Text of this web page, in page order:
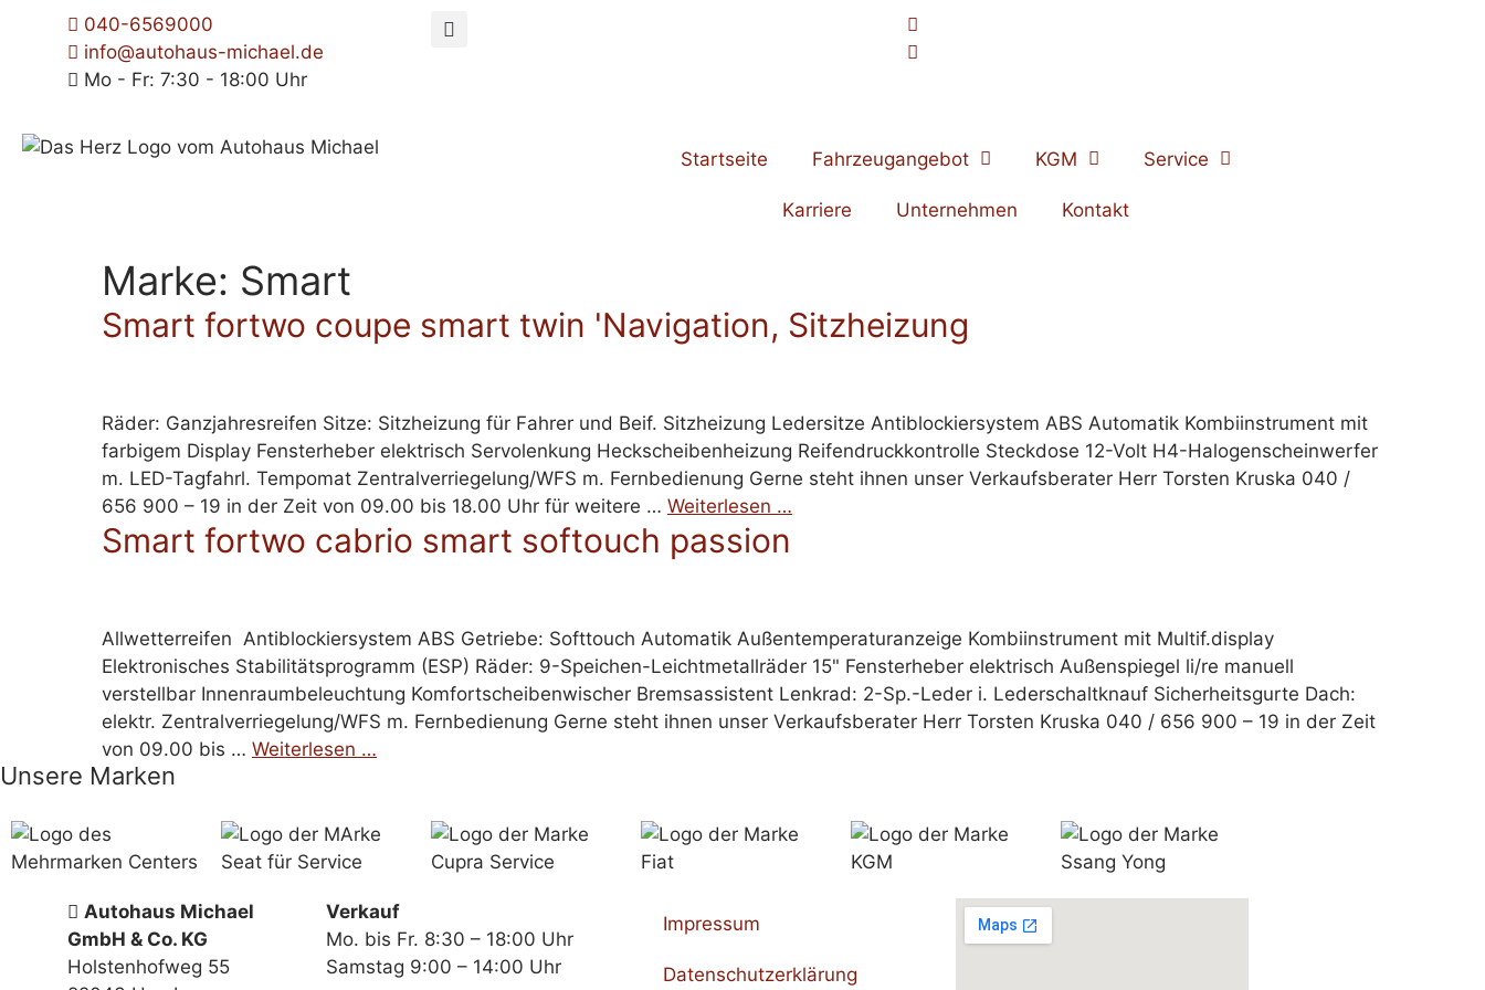
040-6569000
info@autohaus-michael.de
Mo - Fr: 7:30 - 18:00 Uhr
Startseite Fahrzeugangebot KGM Service
Karriere Unternehmen Kontakt
Marke: Smart
Smart fortwo coupe smart twin 'Navigation, Sitzheizung
Räder: Ganzjahresreifen Sitze: Sitzheizung für Fahrer und Beif. Sitzheizung Ledersitze Antiblockiersystem ABS Automatik Kombiinstrument mit
farbigem Display Fensterheber elektrisch Servolenkung Heckscheibenheizung Reifendruckkontrolle Steckdose 12-Volt H4-Halogenscheinwerfer
m. LED-Tagfahrl. Tempomat Zentralverriegelung/WFS m. Fernbedienung Gerne steht ihnen unser Verkaufsberater Herr Torsten Kruska 040 /
656 900 – 19 in der Zeit von 09.00 bis 18.00 Uhr für weitere … Weiterlesen …
Smart fortwo cabrio smart softouch passion
Allwetterreifen Antiblockiersystem ABS Getriebe: Softtouch Automatik Außentemperaturanzeige Kombiinstrument mit Multif.display
Elektronisches Stabilitätsprogramm (ESP) Räder: 9-Speichen-Leichtmetallräder 15" Fensterheber elektrisch Außenspiegel li/re manuell
verstellbar Innenraumbeleuchtung Komfortscheibenwischer Bremsassistent Lenkrad: 2-Sp.-Leder i. Lederschaltknauf Sicherheitsgurte Dach:
elektr. Zentralverriegelung/WFS m. Fernbedienung Gerne steht ihnen unser Verkaufsberater Herr Torsten Kruska 040 / 656 900 – 19 in der Zeit
von 09.00 bis … Weiterlesen …
Unsere Marken
Autohaus Michael
GmbH & Co. KG
Holstenhofweg 55
Verkauf
Mo. bis Fr. 8:30 – 18:00 Uhr
Samstag 9:00 – 14:00 Uhr
Impressum
Datenschutzerklärung